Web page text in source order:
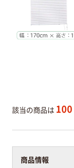
該当の商品は 100
商品情報